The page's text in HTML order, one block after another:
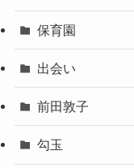
保育園
出会い
前田敦子
勾玉